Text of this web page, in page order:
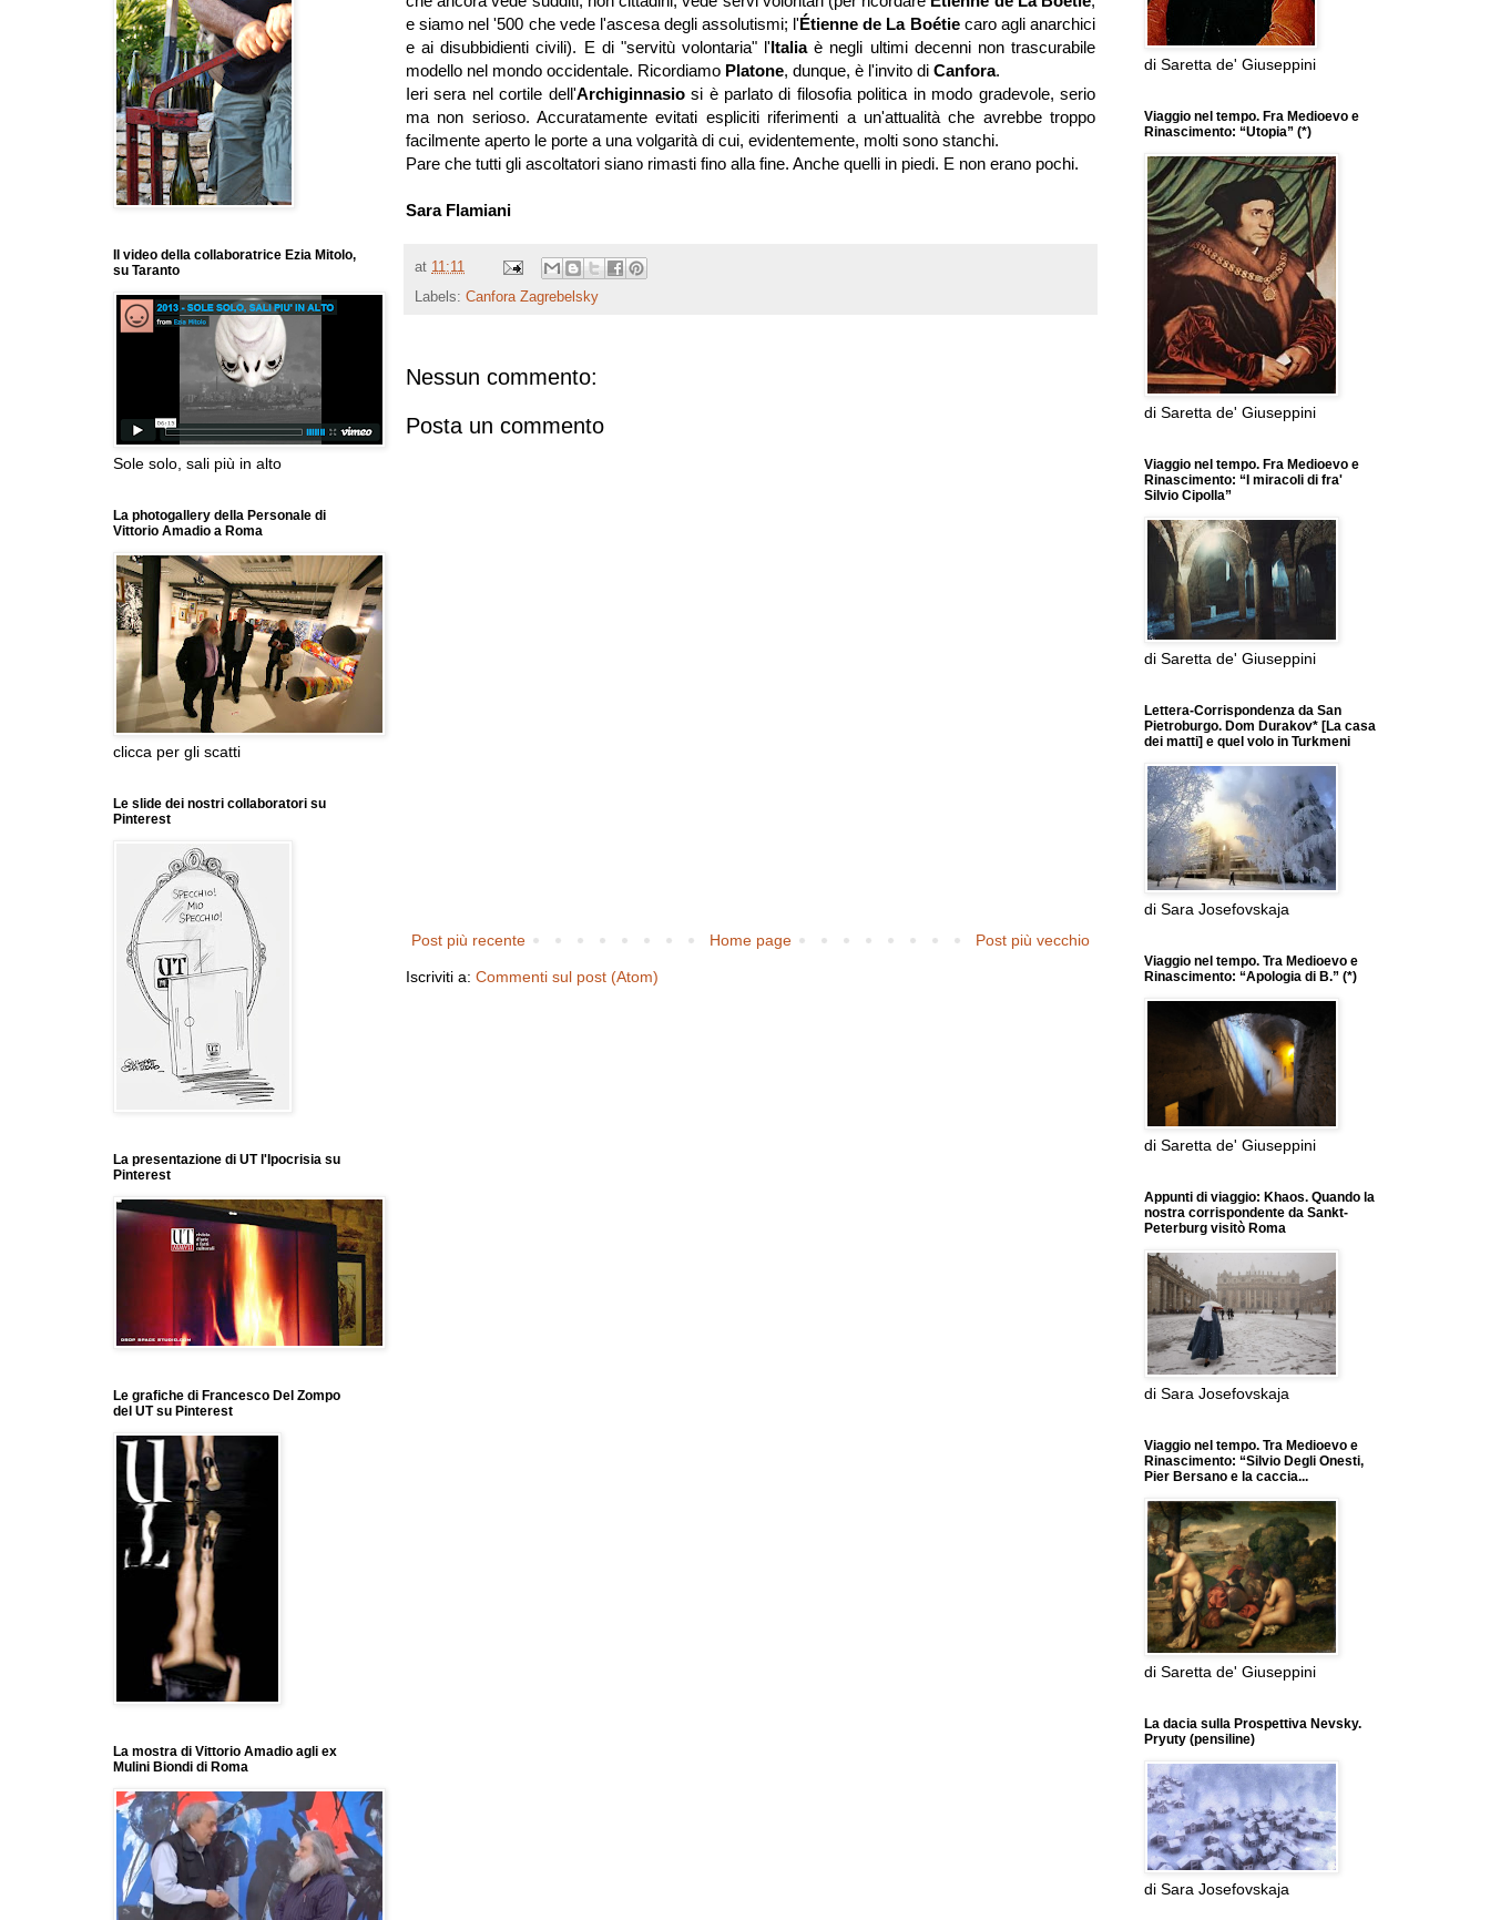
e siamo nel '500 che vede l'ascesa degli assolutismi; l'Étienne de La Boétiecaro agli anarchici
e ai disubbidienti civili). E di "servitù volontaria" l'Italiaè negli ultimi decenni non trascurabile
modello nel mondo occidentale. Ricordiamo Platone, dunque, è l'invito di Canfora.
Ieri sera nel cortile dell'Archiginnasiosi è parlato di filosofia politica in modo gradevole, serio
ma non serioso. Accuratamente evitati espliciti riferimenti a un'attualità che avrebbe troppo
facilmente aperto le porte a una volgarità di cui, evidentemente, molti sono stanchi.
Pare che tutti gli ascoltatori siano rimasti fino alla fine. Anche quelli in piedi. E non erano pochi.
Sara Flamiani
at 11:11
Labels: Canfora Zagrebelsky
Nessun commento:
Posta un commento
Post più recente Post più vecchio
Home page
Iscriviti a: Commenti sul post (Atom)
Il video della collaboratrice Ezia Mitolo,
su Taranto
Sole solo, sali più in alto
La photogallery della Personale di
Vittorio Amadio a Roma
clicca per gli scatti
Le slide dei nostri collaboratori su
Pinterest
La presentazione di UT l'Ipocrisia su
Pinterest
Le grafiche di Francesco Del Zompo
del UT su Pinterest
La mostra di Vittorio Amadio agli ex
Mulini Biondi di Roma
di Saretta de' Giuseppini
Viaggio nel tempo. Fra Medioevo e
Rinascimento: “Utopia” (*)
di Saretta de' Giuseppini
Viaggio nel tempo. Fra Medioevo e
Rinascimento: “I miracoli di fra'
Silvio Cipolla”
di Saretta de' Giuseppini
Lettera-Corrispondenza da San
Pietroburgo. Dom Durakov* [La casa
dei matti] e quel volo in Turkmeni
di Sara Josefovskaja
Viaggio nel tempo. Tra Medioevo e
Rinascimento: “Apologia di B.” (*)
di Saretta de' Giuseppini
Appunti di viaggio: Khaos. Quando la
nostra corrispondente da Sankt-
Peterburg visitò Roma
di Sara Josefovskaja
Viaggio nel tempo. Tra Medioevo e
Rinascimento: “Silvio Degli Onesti,
Pier Bersano e la caccia...
di Saretta de' Giuseppini
La dacia sulla Prospettiva Nevsky.
Pryuty (pensiline)
di Sara Josefovskaja